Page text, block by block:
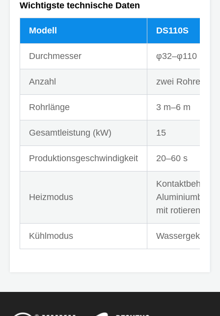
Wichtigste technische Daten
Modell DS110S
Durchmesser φ32–φ110 mm
Anzahl zwei Rohre pro
Rohrlänge 3 m–6 m
Gesamtleistung (kW) 15
Produktionsgeschwindigkeit 20–60 s
Heizmodus
mit rotierendem
Kühlmodus Wassergekühlt